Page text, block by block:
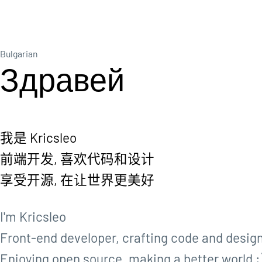
Bulgarian
Здравей
我是 Kricsleo
前端开发, 喜欢代码和设计
享受开源, 在让世界更美好
I'm Kricsleo
Front-end developer, crafting code and
Enjoying open source, making a better world